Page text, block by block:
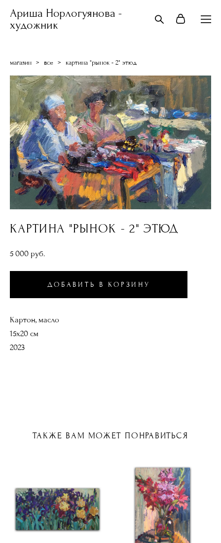
Ариша Норлогуянова -
художник
магазин > все > картина "рынок - 2" этюд
КАРТИНА "РЫНОК - 2" ЭТЮД
5 000 pуб.
ДОБАВИТЬ В КОРЗИНУ
Картон, масло
15х20 см
2023
ТАКЖЕ ВАМ МОЖЕТ ПОНРАВИТЬСЯ